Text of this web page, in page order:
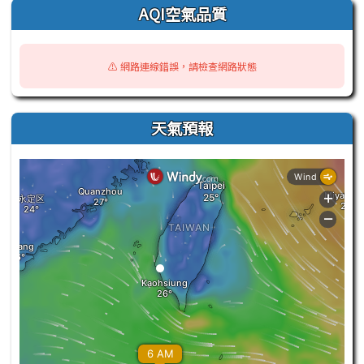
AQI空氣品質
⚠️ 網路連線錯誤，請檢查網路狀態
天氣預報